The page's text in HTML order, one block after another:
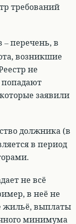
требований
– перечень, в
возникшие
не
попадают
заявили
должника(в
в период
не всё
в неё не
жильё, выплаты
минимума